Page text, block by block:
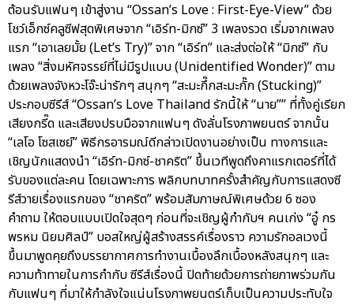
ต้อนรับแฟนๆ เข้าสู่งาน “Ossan’s Love : First-Eye-View” ด้วย
โชว์เอ็กซ์คลูซีฟสุดพิเศษจาก “เอิร์ท-มิกซ์” 3 เพลงรวด เริ่มจากเพลง
แรก “เอาเลยมั้ย (Let’s Try)” จาก “เอิร์ท” และส่งต่อให้ “มิกซ์” กับ
เพลง “สิ่งมหัศจรรย์ที่ไม่มีรูปแบบ (Unidentified Wonder)” ตาม
ด้วยเพลงจังหวะโจ๊ะน่ารักๆ สนุกๆ “สะมะกึ๊กสะมะกั๊ก (Stucking)”
ประกอบซีรีส์ “Ossan’s Love Thailand รักนี้ให้ “นาย”” ที่ทั้งคู่เรียก
เสียงกรี๊ด และเสียงปรบมือจากแฟนๆ ดังลั่นโรงภาพยนตร์ จากนั้น
“เลโอ โซสเซย์” พิธีกรอารมณ์ดีกล่าวเปิดงานอย่างเป็น ทางการและ
เชิญนักแสดงนำ “เอิร์ท-มิกซ์-ชาคริต” ขึ้นเวทีพูดถึงคาแรกเตอร์ที่ได้
รับของแต่ละคน โดยเฉพาะการ พลิกบทบาทครั้งสำคัญกับการแสดงซี
รีส์วายเรื่องแรกของ “ชาคริต” พร้อมสัมภาษณ์พิเศษด้วย 6 ซอง
คำถาม ให้ตอบแบบเปิดใจสุดๆ ก่อนที่จะเชิญผู้กำกับฯ คนเก่ง “อู๋ กร
พรหม นิยมศิลป์” บอสใหญ่ผู้สร้างสรรค์เรื่องราว ความรักอลเวงนี้
ขึ้นมาพูดคุยถึงบรรยากาศการทำงานเบื้องลึกเบื้องหลังสนุกๆ และ
ความท้าทายในการกำกับ ซีรีส์เรื่องนี้ ปิดท้ายด้วยการถ่ายภาพร่วมกัน
กับแฟนๆ ที่มาให้กำลังใจแน่นโรงภาพยนตร์เก็บเป็นความประทับใจ